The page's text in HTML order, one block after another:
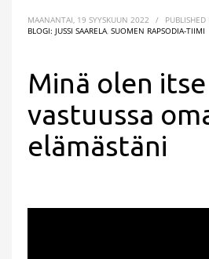
MAANANTAI, 19 SYYSKUUN 2022 / PUBLISHED
BLOGI: JUSSI SAARELA SUOMEN RAPSODIA-TIIMI
Minä olen itse
vastuussa
elämästäni